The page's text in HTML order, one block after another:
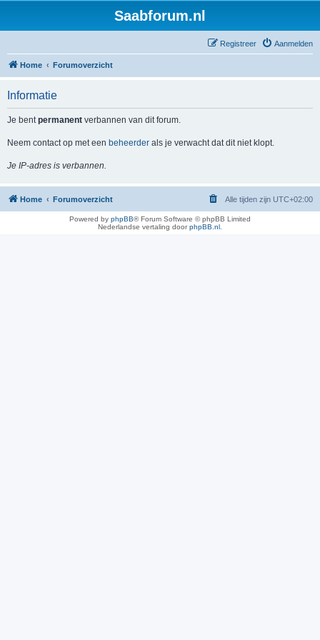
Saabforum.nl
Aanmelden
Registreer
Home Forumoverzicht
Informatie
Je bentpermanent verbannen van dit forum.
Neem contact op met een beheerder als je verwacht dat dit niet klopt.
Je IP-adres is verbannen.
Home Forumoverzicht Alle tijden zijn UTC+02:00
Powered by phpBB® Forum Software © phpBB Limited
Nederlandse vertaling doorphpBB.nl